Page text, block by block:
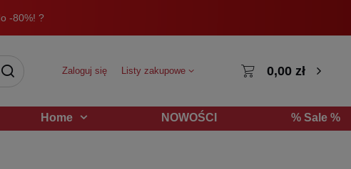
-80%! ?
Zaloguj się Listy zakupowe 0,00 zł
Home NOWOŚCI % Sale %